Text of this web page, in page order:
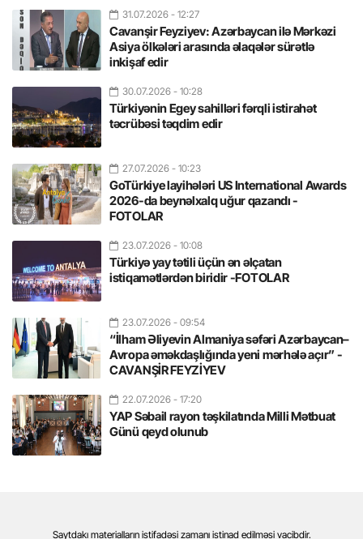
31.07.2026 - 12:27
Cavanşir Feyziyev: Azərbaycan ilə Mərkəzi
Asiya ölkələri arasında əlaqələr sürətlə
inkişaf edir
30.07.2026 - 10:28
Türkiyənin Egey sahilləri fərqli istirahət
təcrübəsi təqdim edir
27.07.2026 - 10:23
GoTürkiye layihələri US International Awards
2026-da beynəlxalq uğur qazandı -
FOTOLAR
23.07.2026 - 10:08
Türkiyə yay tətili üçün ən əlçatan
istiqamətlərdən biridir -FOTOLAR
23.07.2026 - 09:54
“İlham Əliyevin Almaniya səfəri Azərbaycan–
Avropa əməkdaşlığında yeni mərhələ açır” -
CAVANŞİR FEYZİYEV
22.07.2026 - 17:20
YAP Səbail rayon təşkilatında Milli Mətbuat
Günü qeyd olunub
Saytdakı materialların istifadəsi zamanı istinad edilməsi vacibdir.